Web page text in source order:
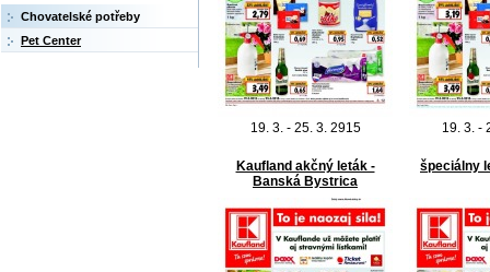
19. 3. - 25. 3. 2915 19. 3. -
Kaufland akčný leták -
Banská Bystrica
špeciálny
Chovatelské potřeby
Pet Center